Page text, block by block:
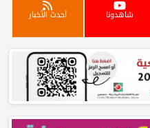
شاهدونا أحدث الأخبار